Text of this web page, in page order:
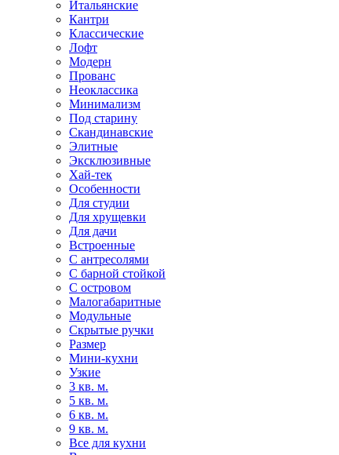
Итальянские
Кантри
Классические
Лофт
Модерн
Прованс
Неоклассика
Минимализм
Под старину
Скандинавские
Элитные
Эксклюзивные
Хай-тек
Особенности
Для студии
Для хрущевки
Для дачи
Встроенные
С антресолями
С барной стойкой
С островом
Малогабаритные
Модульные
Скрытые ручки
Размер
Мини-кухни
Узкие
3 кв. м.
5 кв. м.
6 кв. м.
9 кв. м.
Все для кухни